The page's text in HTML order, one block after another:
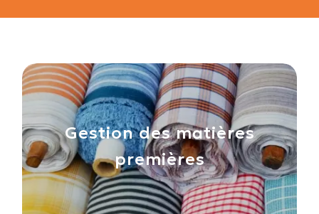
Gestion des matières
premières